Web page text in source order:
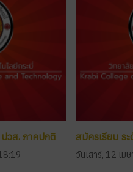
วส. ภาคปกติ สมัครเรียน ร
วันเสาร์, 12 เ